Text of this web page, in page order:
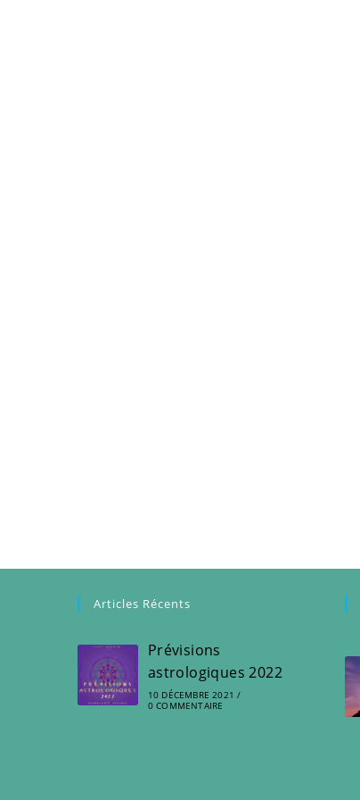
Articles Récents
Prévisions
astrologiques 2022
10 DÉCEMBRE 2021 /
0 COMMENTAIRE